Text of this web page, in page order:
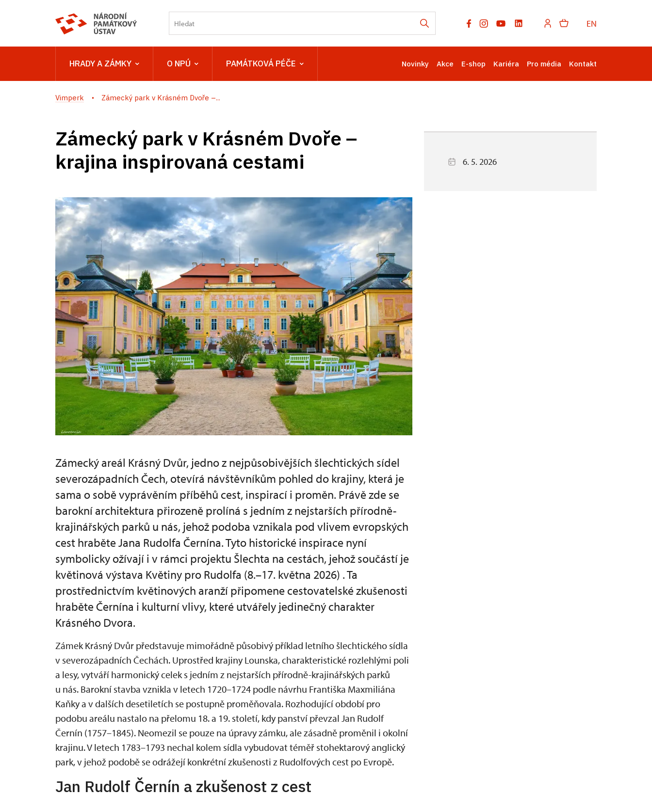
EN
HRADY A ZÁMKY O NPÚ PAMÁTKOVÁ PÉČE Novinky Akce E-shop Kariéra Pro média Kontakt
Vimperk Zámecký park v Krásném Dvoře –...
Zámecký park v Krásném Dvoře –
krajina inspirovaná cestami
Zámecký areál Krásný Dvůr, jedno z nejpůsobivějších šlechtických sídel
severozápadních Čech, otevírá návštěvníkům pohled do krajiny, která je
sama o sobě vyprávěním příběhů cest, inspirací i proměn. Právě zde se
barokní architektura přirozeně prolíná s jedním z nejstarších přírodně-
krajinářských parků u nás, jehož podoba vznikala pod vlivem evropských
cest hraběte Jana Rudolfa Černína. Tyto historické inspirace nyní
symbolicky ožívají i v rámci projektu Šlechta na cestách, jehož součástí je
květinová výstava Květiny pro Rudolfa (8.–17. května 2026) . Ta
prostřednictvím květinových aranží připomene cestovatelské zkušenosti
hraběte Černína i kulturní vlivy, které utvářely jedinečný charakter
Krásného Dvora.
Zámek Krásný Dvůr představuje mimořádně působivý příklad letního šlechtického sídla
v severozápadních Čechách. Uprostřed krajiny Lounska, charakteristické rozlehlými poli
a lesy, vytváří harmonický celek s jedním z nejstarších přírodně-krajinářských parků
u nás. Barokní stavba vznikla v letech 1720–1724 podle návrhu Františka Maxmiliána
Kaňky a v dalších desetiletích se postupně proměňovala. Rozhodující období pro
podobu areálu nastalo na přelomu 18. a 19. století, kdy panství převzal Jan Rudolf
Černín (1757–1845). Neomezil se pouze na úpravy zámku, ale zásadně proměnil i okolní
krajinu. V letech 1783–1793 nechal kolem sídla vybudovat téměř stohektarový anglický
park, v jehož podobě se odrážejí konkrétní zkušenosti z Rudolfových cest po Evropě.
Jan Rudolf Černín a zkušenost z cest
6. 5. 2026